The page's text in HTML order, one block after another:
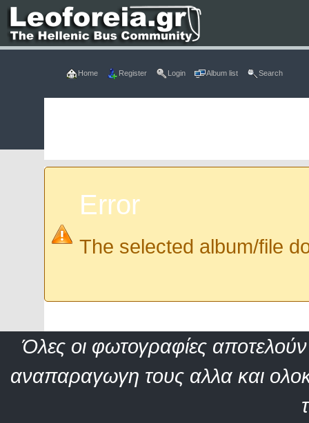
Home Register Login Album list Search
Error
The selected album/file
Όλες οι φωτογραφίες αποτελούν
αναπαραγωγη τους αλλα και